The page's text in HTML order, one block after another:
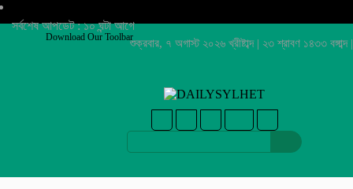
সর্বশেষ আপডেট : ১০ ঘন্টা আগে
শুক্রবার, ৭ অগাস্ট ২০২৬ খ্রীষ্টাব্দ | ২৩ শ্রাবণ ১৪৩৩ বঙ্গাব্দ |
Download Our Toolbar